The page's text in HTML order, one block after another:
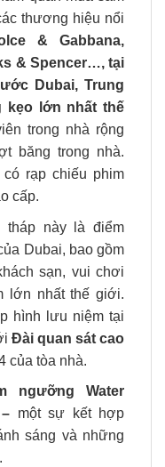
thương hiệu nổi
& Gabbana,
& Spencer…, tại
Dubai, Trung
kẹo lớn nhất thế
trong nhà rộng
băng trong nhà.
có rạp chiếu phim
cấp.
tháp này là điểm
Dubai, bao gồm
sạn, vui chơi
lớn nhất thế giới.
hình lưu niệm tại
Đài quan sát cao
của tòa nhà.
ngưỡng Water
một sự kết hợp
sáng và những